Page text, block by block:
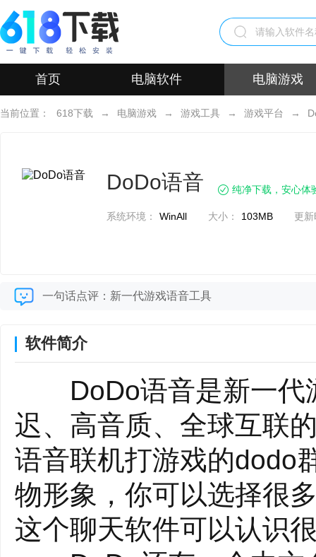
首页 电脑软件 电脑游戏
当前位置： 618下载 → 电脑游戏 → 游戏工具 → 游戏平台 →
DoDo语音 纯净下载，安心体
系统环境： WinAll 大小： 103MB 更
一句话点评：新一代游戏语音工具
软件简介
DoDo语音是新一代
迟、高音质、全球互联
语音联机打游戏的dodo
物形象，你可以选择很
这个聊天软件可以认识